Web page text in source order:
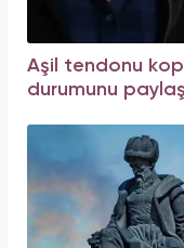
Aşil tendonu
durumunu